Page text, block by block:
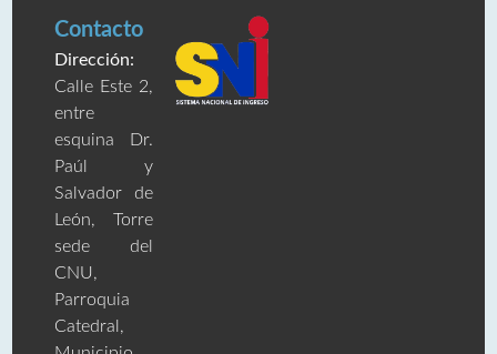
Contacto
Dirección:
Calle Este 2,
entre
esquina Dr.
Paúl y
Salvador de
León, Torre
sede del
CNU,
Parroquia
Catedral,